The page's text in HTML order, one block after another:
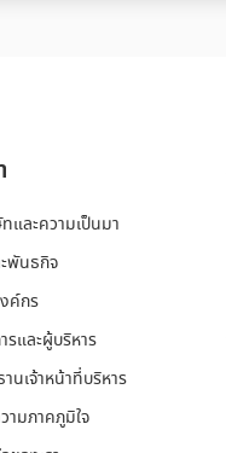
และความเป็นมา
พันธกิจ
ค์กร
และผู้บริหาร
านเจ้าหน้าที่บริหาร
ามภาคภูมิใจ